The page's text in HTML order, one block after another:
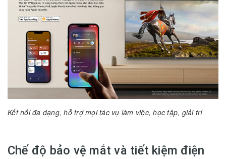
Kết nối đa dạng, hỗ trợ mọi tác vụ làm việc, học tập, giải trí
Chế độ bảo vệ mắt và tiết kiệm điện